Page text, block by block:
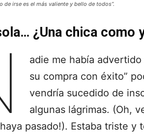
de irse es el más valiente y bello de todos”.
¿Una chica como
adie me había
su compra con éxito”
vendría sucedido de
algunas lágrimas. (Oh,
pasado!). Estaba triste y